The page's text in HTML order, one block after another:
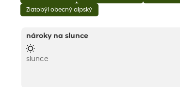
Zlatobýl obecný alpský
nároky na slunce
slunce